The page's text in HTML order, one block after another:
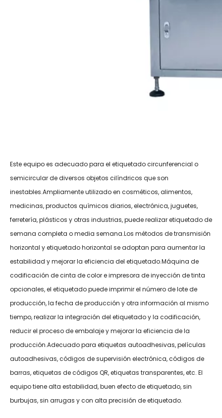
Este equipo es adecuado para el etiquetado circunferencial o
semicircular de diversos objetos cilíndricos que son
inestables.Ampliamente utilizado en cosméticos, alimentos,
medicinas, productos químicos diarios, electrónica, juguetes,
ferretería, plásticos y otras industrias, puede realizar etiquetado de
semana completa o media semana.Los métodos de transmisión
horizontal y etiquetado horizontal se adoptan para aumentar la
estabilidad y mejorar la eficiencia del etiquetado.Máquina de
codificación de cinta de color e impresora de inyección de tinta
opcionales, el etiquetado puede imprimir el número de lote de
producción, la fecha de producción y otra información al mismo
tiempo, realizar la integración del etiquetado y la codificación,
reducir el proceso de embalaje y mejorar la eficiencia de la
producción.Adecuado para etiquetas autoadhesivas, películas
autoadhesivas, códigos de supervisión electrónica, códigos de
barras, etiquetas de códigos QR, etiquetas transparentes, etc. El
equipo tiene alta estabilidad, buen efecto de etiquetado, sin
burbujas, sin arrugas y con alta precisión de etiquetado.